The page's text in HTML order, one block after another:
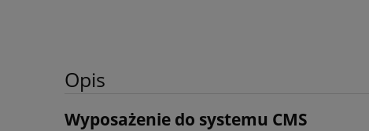
Opis
Wyposażenie do systemu CMS